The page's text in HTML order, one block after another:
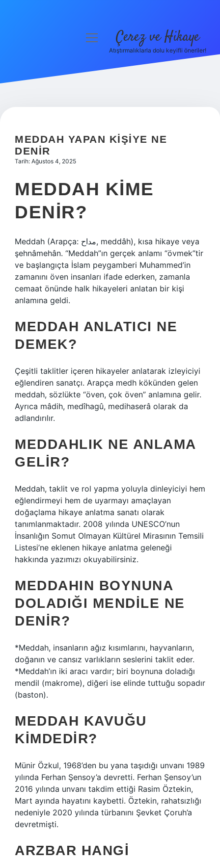
Hakkımızda
menüyü Çerez ve Hikaye
Atıştırmalıklarla dolu keyifli öneriler!
MEDDAH YAPAN KIŞIYE NE
DENIR
Tarih: Ağustos 4, 2025
MEDDAH KIME
DENIR?
Meddah (Arapça: مداح, meddâh), kısa hikaye veya
şehnâmehân. “Meddah”ın gerçek anlamı “övmek”tir
ve başlangıçta İslam peygamberi Muhammed’in
zamanını öven insanları ifade ederken, zamanla
cemaat önünde halk hikayeleri anlatan bir kişi
anlamına geldi.
MEDDAH ANLATICI NE
DEMEK?
Çeşitli taklitler içeren hikayeler anlatarak izleyiciyi
eğlendiren sanatçı. Arapça medh kökünden gelen
meddah, sözlükte “öven, çok öven” anlamına gelir.
Ayrıca mâdih, medîhagû, medihaserâ olarak da
adlandırılır.
MEDDAHLIK NE ANLAMA
GELIR?
Meddah, taklit ve rol yapma yoluyla dinleyiciyi hem
eğlendirmeyi hem de uyarmayı amaçlayan
doğaçlama hikaye anlatma sanatı olarak
tanımlanmaktadır. 2008 yılında UNESCO’nun
İnsanlığın Somut Olmayan Kültürel Mirasının Temsili
Listesi’ne eklenen hikaye anlatma geleneği
hakkında yazımızı okuyabilirsiniz.
MEDDAHIN BOYNUNA
DOLADIĞI MENDILE NE
DENIR?
*Meddah, insanların ağız kısımlarını, hayvanların,
doğanın ve cansız varlıkların seslerini taklit eder.
*Meddah’ın iki aracı vardır; biri boynuna doladığı
mendil (makrome), diğeri ise elinde tuttuğu sopadır
(baston).
MEDDAH KAVUĞU
KIMDEDIR?
Münir Özkul, 1968’den bu yana taşıdığı unvanı 1989
yılında Ferhan Şensoy’a devretti. Ferhan Şensoy’un
2016 yılında unvanı takdim ettiği Rasim Öztekin,
Mart ayında hayatını kaybetti. Öztekin, rahatsızlığı
nedeniyle 2020 yılında türbanını Şevket Çoruh’a
devretmişti.
ARZBAR HANGI